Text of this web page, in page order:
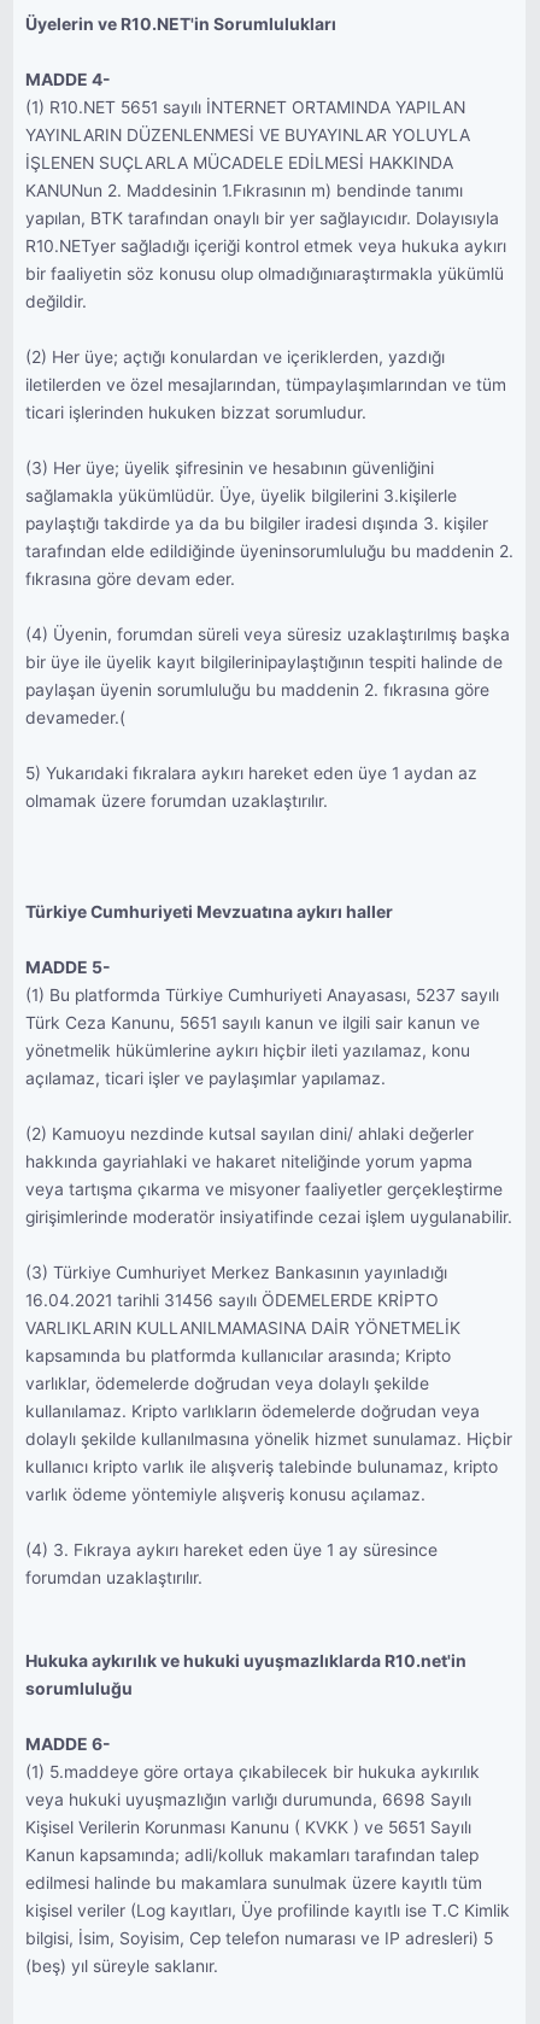
Üyelerin ve R10.NET'in Sorumlulukları
MADDE 4-
(1) R10.NET 5651 sayılı İNTERNET ORTAMINDA YAPILAN
YAYINLARIN DÜZENLENMESİ VE BUYAYINLAR YOLUYLA
İŞLENEN SUÇLARLA MÜCADELE EDİLMESİ HAKKINDA
KANUNun 2. Maddesinin 1.Fıkrasının m) bendinde tanımı
yapılan, BTK tarafından onaylı bir yer sağlayıcıdır. Dolayısıyla
R10.NETyer sağladığı içeriği kontrol etmek veya hukuka aykırı
bir faaliyetin söz konusu olup olmadığınıaraştırmakla yükümlü
değildir.
(2) Her üye; açtığı konulardan ve içeriklerden, yazdığı
iletilerden ve özel mesajlarından, tümpaylaşımlarından ve tüm
ticari işlerinden hukuken bizzat sorumludur.
(3) Her üye; üyelik şifresinin ve hesabının güvenliğini
sağlamakla yükümlüdür. Üye, üyelik bilgilerini 3.kişilerle
paylaştığı takdirde ya da bu bilgiler iradesi dışında 3. kişiler
tarafından elde edildiğinde üyeninsorumluluğu bu maddenin 2.
fıkrasına göre devam eder.
(4) Üyenin, forumdan süreli veya süresiz uzaklaştırılmış başka
bir üye ile üyelik kayıt bilgilerinipaylaştığının tespiti halinde de
paylaşan üyenin sorumluluğu bu maddenin 2. fıkrasına göre
devameder.(
5) Yukarıdaki fıkralara aykırı hareket eden üye 1 aydan az
olmamak üzere forumdan uzaklaştırılır.
Türkiye Cumhuriyeti Mevzuatına aykırı haller
MADDE 5-
(1) Bu platformda Türkiye Cumhuriyeti Anayasası, 5237 sayılı
Türk Ceza Kanunu, 5651 sayılı kanun ve ilgili sair kanun ve
yönetmelik hükümlerine aykırı hiçbir ileti yazılamaz, konu
açılamaz, ticari işler ve paylaşımlar yapılamaz.
(2) Kamuoyu nezdinde kutsal sayılan dini/ ahlaki değerler
hakkında gayriahlaki ve hakaret niteliğinde yorum yapma
veya tartışma çıkarma ve misyoner faaliyetler gerçekleştirme
girişimlerinde moderatör insiyatifinde cezai işlem uygulanabilir.
(3) Türkiye Cumhuriyet Merkez Bankasının yayınladığı
16.04.2021 tarihli 31456 sayılı ÖDEMELERDE KRİPTO
VARLIKLARIN KULLANILMAMASINA DAİR YÖNETMELİK
kapsamında bu platformda kullanıcılar arasında; Kripto
varlıklar, ödemelerde doğrudan veya dolaylı şekilde
kullanılamaz. Kripto varlıkların ödemelerde doğrudan veya
dolaylı şekilde kullanılmasına yönelik hizmet sunulamaz. Hiçbir
kullanıcı kripto varlık ile alışveriş talebinde bulunamaz, kripto
varlık ödeme yöntemiyle alışveriş konusu açılamaz.
(4) 3. Fıkraya aykırı hareket eden üye 1 ay süresince
forumdan uzaklaştırılır.
Hukuka aykırılık ve hukuki uyuşmazlıklarda R10.net'in
sorumluluğu
MADDE 6-
(1) 5.maddeye göre ortaya çıkabilecek bir hukuka aykırılık
veya hukuki uyuşmazlığın varlığı durumunda, 6698 Sayılı
Kişisel Verilerin Korunması Kanunu ( KVKK ) ve 5651 Sayılı
Kanun kapsamında; adli/kolluk makamları tarafından talep
edilmesi halinde bu makamlara sunulmak üzere kayıtlı tüm
kişisel veriler (Log kayıtları, Üye profilinde kayıtlı ise T.C Kimlik
bilgisi, İsim, Soyisim, Cep telefon numarası ve IP adresleri) 5
(beş) yıl süreyle saklanır.